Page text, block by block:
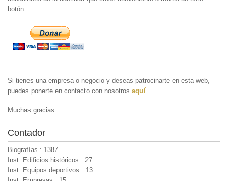
botón:
Si tienes una empresa o negocio y deseas patrocinarte en esta web,
puedes ponerte en contacto con nosotros aquí
Muchas gracias
Contador
Biografías : 1387
Inst. Edificios históricos : 27
Inst. Equipos deportivos : 13